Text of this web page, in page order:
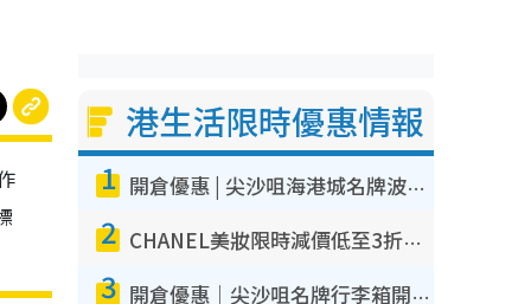
港生活限時優惠情報
1 開倉優惠 | 尖沙咀海港城名牌波鞋開倉低至1折！On鞋$899起／Joy&Peace鞋履$98起
2 CHANEL美妝限時減價低至3折！人氣粉底/唇膏/精華液低至$275！COCO香水都有平
3 開倉優惠｜尖沙咀名牌行李箱開倉低至4折！一連5日 American Tourister/ace./Hallmark $200起！